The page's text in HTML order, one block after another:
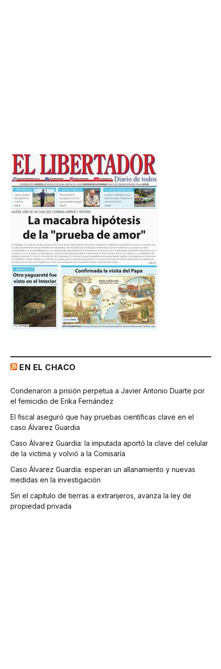
EN EL CHACO
Condenaron a prisión perpetua a Javier Antonio Duarte por
el femicidio de Erika Fernández
El fiscal aseguró que hay pruebas científicas clave en el
caso Álvarez Guardia
Caso Álvarez Guardia: la imputada aportó la clave del celular
de la víctima y volvió a la Comisaría
Caso Álvarez Guardia: esperan un allanamiento y nuevas
medidas en la investigación
Sin el capítulo de tierras a extranjeros, avanza la ley de
propiedad privada